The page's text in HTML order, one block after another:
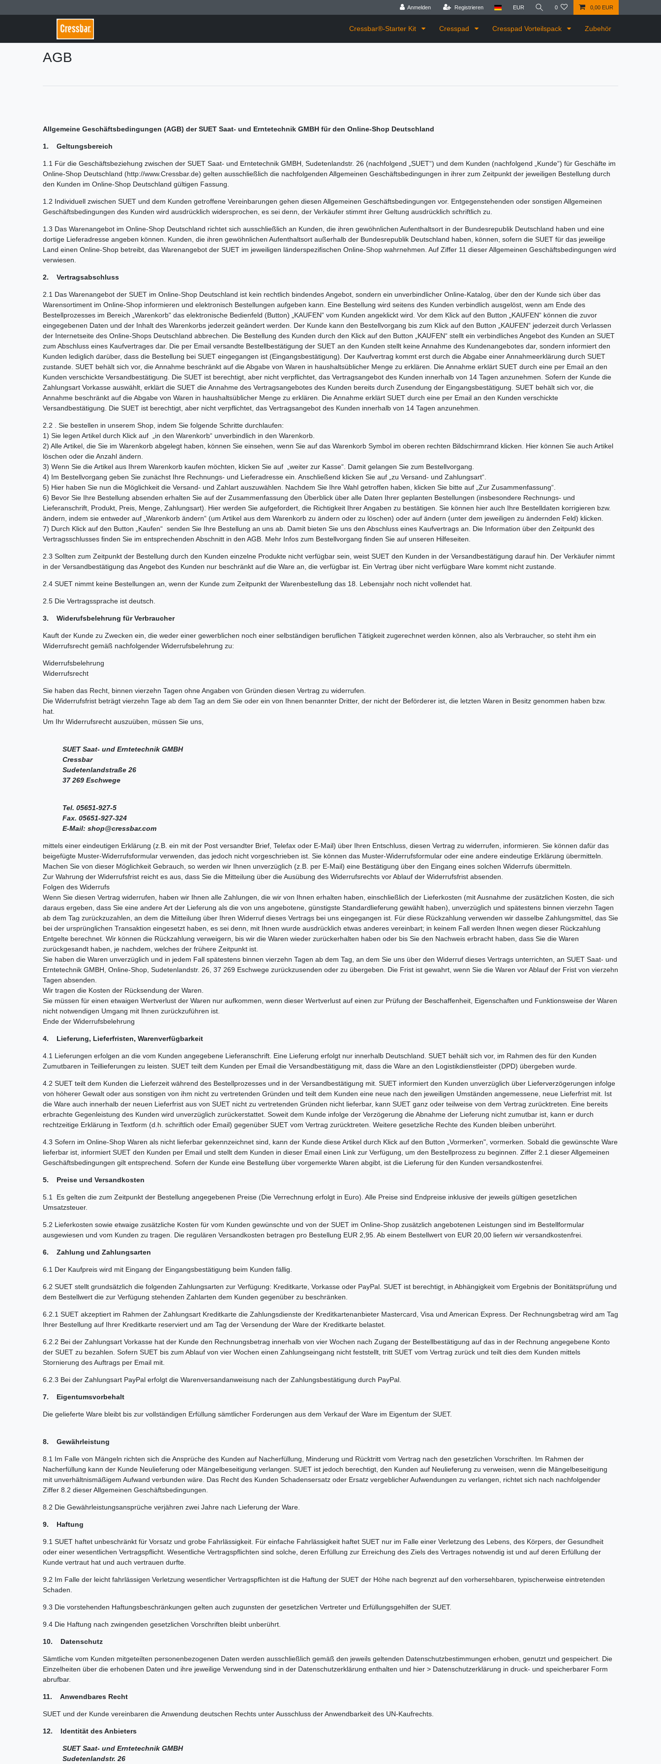
Anmelden Registrieren EUR 0 0,00 EUR
Cressbar®-Starter Kit Cresspad Cresspad Vorteilspack Zubehör
AGB
Allgemeine Geschäftsbedingungen (AGB) der SUET Saat- und Erntetechnik GMBH für den Online-Shop Deutschland
1. Geltungsbereich
1.1 Für die Geschäftsbeziehung zwischen der SUET Saat- und Erntetechnik GMBH, Sudetenlandstr. 26 (nachfolgend „SUET“) und dem Kunden (nachfolgend „Kunde“) für Geschäfte im
Online-Shop Deutschland (http://www.Cressbar.de) gelten ausschließlich die nachfolgenden Allgemeinen Geschäftsbedingungen in ihrer zum Zeitpunkt der jeweiligen Bestellung durch
den Kunden im Online-Shop Deutschland gültigen Fassung.
1.2 Individuell zwischen SUET und dem Kunden getroffene Vereinbarungen gehen diesen Allgemeinen Geschäftsbedingungen vor. Entgegenstehenden oder sonstigen Allgemeinen
Geschäftsbedingungen des Kunden wird ausdrücklich widersprochen, es sei denn, der Verkäufer stimmt ihrer Geltung ausdrücklich schriftlich zu.
1.3 Das Warenangebot im Online-Shop Deutschland richtet sich ausschließlich an Kunden, die ihren gewöhnlichen Aufenthaltsort in der Bundesrepublik Deutschland haben und eine
dortige Lieferadresse angeben können. Kunden, die ihren gewöhnlichen Aufenthaltsort außerhalb der Bundesrepublik Deutschland haben, können, sofern die SUET für das jeweilige
Land einen Online-Shop betreibt, das Warenangebot der SUET im jeweiligen länderspezifischen Online-Shop wahrnehmen. Auf Ziffer 11 dieser Allgemeinen Geschäftsbedingungen wird
verwiesen.
2. Vertragsabschluss
2.1 Das Warenangebot der SUET im Online-Shop Deutschland ist kein rechtlich bindendes Angebot, sondern ein unverbindlicher Online-Katalog, über den der Kunde sich über das
Warensortiment im Online-Shop informieren und elektronisch Bestellungen aufgeben kann. Eine Bestellung wird seitens des Kunden verbindlich ausgelöst, wenn am Ende des
Bestellprozesses im Bereich „Warenkorb“ das elektronische Bedienfeld (Button) „KAUFEN“ vom Kunden angeklickt wird. Vor dem Klick auf den Button „KAUFEN“ können die zuvor
eingegebenen Daten und der Inhalt des Warenkorbs jederzeit geändert werden. Der Kunde kann den Bestellvorgang bis zum Klick auf den Button „KAUFEN“ jederzeit durch Verlassen
der Internetseite des Online-Shops Deutschland abbrechen. Die Bestellung des Kunden durch den Klick auf den Button „KAUFEN“ stellt ein verbindliches Angebot des Kunden an SUET
zum Abschluss eines Kaufvertrages dar. Die per Email versandte Bestellbestätigung der SUET an den Kunden stellt keine Annahme des Kundenangebotes dar, sondern informiert den
Kunden lediglich darüber, dass die Bestellung bei SUET eingegangen ist (Eingangsbestätigung). Der Kaufvertrag kommt erst durch die Abgabe einer Annahmeerklärung durch SUET
zustande. SUET behält sich vor, die Annahme beschränkt auf die Abgabe von Waren in haushaltsüblicher Menge zu erklären. Die Annahme erklärt SUET durch eine per Email an den
Kunden verschickte Versandbestätigung. Die SUET ist berechtigt, aber nicht verpflichtet, das Vertragsangebot des Kunden innerhalb von 14 Tagen anzunehmen. Sofern der Kunde die
Zahlungsart Vorkasse auswählt, erklärt die SUET die Annahme des Vertragsangebotes des Kunden bereits durch Zusendung der Eingangsbestätigung. SUET behält sich vor, die
Annahme beschränkt auf die Abgabe von Waren in haushaltsüblicher Menge zu erklären. Die Annahme erklärt SUET durch eine per Email an den Kunden verschickte
Versandbestätigung. Die SUET ist berechtigt, aber nicht verpflichtet, das Vertragsangebot des Kunden innerhalb von 14 Tagen anzunehmen.
2.2 . Sie bestellen in unserem Shop, indem Sie folgende Schritte durchlaufen:
1) Sie legen Artikel durch Klick auf „in den Warenkorb“ unverbindlich in den Warenkorb.
2) Alle Artikel, die Sie im Warenkorb abgelegt haben, können Sie einsehen, wenn Sie auf das Warenkorb Symbol im oberen rechten Bildschirmrand klicken. Hier können Sie auch Artikel
löschen oder die Anzahl ändern.
3) Wenn Sie die Artikel aus Ihrem Warenkorb kaufen möchten, klicken Sie auf „weiter zur Kasse“. Damit gelangen Sie zum Bestellvorgang.
4) Im Bestellvorgang geben Sie zunächst Ihre Rechnungs- und Lieferadresse ein. Anschließend klicken Sie auf „zu Versand- und Zahlungsart“.
5) Hier haben Sie nun die Möglichkeit die Versand- und Zahlart auszuwählen. Nachdem Sie Ihre Wahl getroffen haben, klicken Sie bitte auf „Zur Zusammenfassung“.
6) Bevor Sie Ihre Bestellung absenden erhalten Sie auf der Zusammenfassung den Überblick über alle Daten Ihrer geplanten Bestellungen (insbesondere Rechnungs- und
Lieferanschrift, Produkt, Preis, Menge, Zahlungsart). Hier werden Sie aufgefordert, die Richtigkeit Ihrer Angaben zu bestätigen. Sie können hier auch Ihre Bestelldaten korrigieren bzw.
ändern, indem sie entweder auf „Warenkorb ändern“ (um Artikel aus dem Warenkorb zu ändern oder zu löschen) oder auf ändern (unter dem jeweiligen zu ändernden Feld) klicken.
7) Durch Klick auf den Button „Kaufen“ senden Sie Ihre Bestellung an uns ab. Damit bieten Sie uns den Abschluss eines Kaufvertrags an. Die Information über den Zeitpunkt des
Vertragsschlusses finden Sie im entsprechenden Abschnitt in den AGB. Mehr Infos zum Bestellvorgang finden Sie auf unseren Hilfeseiten.
2.3 Sollten zum Zeitpunkt der Bestellung durch den Kunden einzelne Produkte nicht verfügbar sein, weist SUET den Kunden in der Versandbestätigung darauf hin. Der Verkäufer nimmt
in der Versandbestätigung das Angebot des Kunden nur beschränkt auf die Ware an, die verfügbar ist. Ein Vertrag über nicht verfügbare Ware kommt nicht zustande.
2.4 SUET nimmt keine Bestellungen an, wenn der Kunde zum Zeitpunkt der Warenbestellung das 18. Lebensjahr noch nicht vollendet hat.
2.5 Die Vertragssprache ist deutsch.
3. Widerufsbelehrung für Verbraucher
Kauft der Kunde zu Zwecken ein, die weder einer gewerblichen noch einer selbständigen beruflichen Tätigkeit zugerechnet werden können, also als Verbraucher, so steht ihm ein
Widerrufsrecht gemäß nachfolgender Widerrufsbelehrung zu:
Widerrufsbelehrung
Widerrufsrecht
Sie haben das Recht, binnen vierzehn Tagen ohne Angaben von Gründen diesen Vertrag zu widerrufen.
Die Widerrufsfrist beträgt vierzehn Tage ab dem Tag an dem Sie oder ein von Ihnen benannter Dritter, der nicht der Beförderer ist, die letzten Waren in Besitz genommen haben bzw.
hat.
Um Ihr Widerrufsrecht auszuüben, müssen Sie uns,
SUET Saat- und Erntetechnik GMBH
Cressbar
Sudetenlandstraße 26
37 269 Eschwege
Tel. 05651-927-5
Fax. 05651-927-324
E-Mail: shop@cressbar.com
mittels einer eindeutigen Erklärung (z.B. ein mit der Post versandter Brief, Telefax oder E-Mail) über Ihren Entschluss, diesen Vertrag zu widerrufen, informieren. Sie können dafür das
beigefügte Muster-Widerrufsformular verwenden, das jedoch nicht vorgeschrieben ist. Sie können das Muster-Widerrufsformular oder eine andere eindeutige Erklärung übermitteln.
Machen Sie von dieser Möglichkeit Gebrauch, so werden wir Ihnen unverzüglich (z.B. per E-Mail) eine Bestätigung über den Eingang eines solchen Widerrufs übermitteln.
Zur Wahrung der Widerrufsfrist reicht es aus, dass Sie die Mitteilung über die Ausübung des Widerrufsrechts vor Ablauf der Widerrufsfrist absenden.
Folgen des Widerrufs
Wenn Sie diesen Vertrag widerrufen, haben wir Ihnen alle Zahlungen, die wir von Ihnen erhalten haben, einschließlich der Lieferkosten (mit Ausnahme der zusätzlichen Kosten, die sich
daraus ergeben, dass Sie eine andere Art der Lieferung als die von uns angebotene, günstigste Standardlieferung gewählt haben), unverzüglich und spätestens binnen vierzehn Tagen
ab dem Tag zurückzuzahlen, an dem die Mitteilung über Ihren Widerruf dieses Vertrags bei uns eingegangen ist. Für diese Rückzahlung verwenden wir dasselbe Zahlungsmittel, das Sie
bei der ursprünglichen Transaktion eingesetzt haben, es sei denn, mit Ihnen wurde ausdrücklich etwas anderes vereinbart; in keinem Fall werden Ihnen wegen dieser Rückzahlung
Entgelte berechnet. Wir können die Rückzahlung verweigern, bis wir die Waren wieder zurückerhalten haben oder bis Sie den Nachweis erbracht haben, dass Sie die Waren
zurückgesandt haben, je nachdem, welches der frühere Zeitpunkt ist.
Sie haben die Waren unverzüglich und in jedem Fall spätestens binnen vierzehn Tagen ab dem Tag, an dem Sie uns über den Widerruf dieses Vertrags unterrichten, an SUET Saat- und
Erntetechnik GMBH, Online-Shop, Sudetenlandstr. 26, 37 269 Eschwege zurückzusenden oder zu übergeben. Die Frist ist gewahrt, wenn Sie die Waren vor Ablauf der Frist von vierzehn
Tagen absenden.
Wir tragen die Kosten der Rücksendung der Waren.
Sie müssen für einen etwaigen Wertverlust der Waren nur aufkommen, wenn dieser Wertverlust auf einen zur Prüfung der Beschaffenheit, Eigenschaften und Funktionsweise der Waren
nicht notwendigen Umgang mit Ihnen zurückzuführen ist.
Ende der Widerrufsbelehrung
4. Lieferung, Lieferfristen, Warenverfügbarkeit
4.1 Lieferungen erfolgen an die vom Kunden angegebene Lieferanschrift. Eine Lieferung erfolgt nur innerhalb Deutschland. SUET behält sich vor, im Rahmen des für den Kunden
Zumutbaren in Teillieferungen zu leisten. SUET teilt dem Kunden per Email die Versandbestätigung mit, dass die Ware an den Logistikdienstleister (DPD) übergeben wurde.
4.2 SUET teilt dem Kunden die Lieferzeit während des Bestellprozesses und in der Versandbestätigung mit. SUET informiert den Kunden unverzüglich über Lieferverzögerungen infolge
von höherer Gewalt oder aus sonstigen von ihm nicht zu vertretenden Gründen und teilt dem Kunden eine neue nach den jeweiligen Umständen angemessene, neue Lieferfrist mit. Ist
die Ware auch innerhalb der neuen Lieferfrist aus von SUET nicht zu vertretenden Gründen nicht lieferbar, kann SUET ganz oder teilweise von dem Vertrag zurücktreten. Eine bereits
erbrachte Gegenleistung des Kunden wird unverzüglich zurückerstattet. Soweit dem Kunde infolge der Verzögerung die Abnahme der Lieferung nicht zumutbar ist, kann er durch
rechtzeitige Erklärung in Textform (d.h. schriftlich oder Email) gegenüber SUET vom Vertrag zurücktreten. Weitere gesetzliche Rechte des Kunden bleiben unberührt.
4.3 Sofern im Online-Shop Waren als nicht lieferbar gekennzeichnet sind, kann der Kunde diese Artikel durch Klick auf den Button „Vormerken", vormerken. Sobald die gewünschte Ware
lieferbar ist, informiert SUET den Kunden per Email und stellt dem Kunden in dieser Email einen Link zur Verfügung, um den Bestellprozess zu beginnen. Ziffer 2.1 dieser Allgemeinen
Geschäftsbedingungen gilt entsprechend. Sofern der Kunde eine Bestellung über vorgemerkte Waren abgibt, ist die Lieferung für den Kunden versandkostenfrei.
5. Preise und Versandkosten
5.1 Es gelten die zum Zeitpunkt der Bestellung angegebenen Preise (Die Verrechnung erfolgt in Euro). Alle Preise sind Endpreise inklusive der jeweils gültigen gesetzlichen
Umsatzsteuer.
5.2 Lieferkosten sowie etwaige zusätzliche Kosten für vom Kunden gewünschte und von der SUET im Online-Shop zusätzlich angebotenen Leistungen sind im Bestellformular
ausgewiesen und vom Kunden zu tragen. Die regulären Versandkosten betragen pro Bestellung EUR 2,95. Ab einem Bestellwert von EUR 20,00 liefern wir versandkostenfrei.
6. Zahlung und Zahlungsarten
6.1 Der Kaufpreis wird mit Eingang der Eingangsbestätigung beim Kunden fällig.
6.2 SUET stellt grundsätzlich die folgenden Zahlungsarten zur Verfügung: Kreditkarte, Vorkasse oder PayPal. SUET ist berechtigt, in Abhängigkeit vom Ergebnis der Bonitätsprüfung und
dem Bestellwert die zur Verfügung stehenden Zahlarten dem Kunden gegenüber zu beschränken.
6.2.1 SUET akzeptiert im Rahmen der Zahlungsart Kreditkarte die Zahlungsdienste der Kreditkartenanbieter Mastercard, Visa und American Express. Der Rechnungsbetrag wird am Tag
Ihrer Bestellung auf Ihrer Kreditkarte reserviert und am Tag der Versendung der Ware der Kreditkarte belastet.
6.2.2 Bei der Zahlungsart Vorkasse hat der Kunde den Rechnungsbetrag innerhalb von vier Wochen nach Zugang der Bestellbestätigung auf das in der Rechnung angegebene Konto
der SUET zu bezahlen. Sofern SUET bis zum Ablauf von vier Wochen einen Zahlungseingang nicht feststellt, tritt SUET vom Vertrag zurück und teilt dies dem Kunden mittels
Stornierung des Auftrags per Email mit.
6.2.3 Bei der Zahlungsart PayPal erfolgt die Warenversandanweisung nach der Zahlungsbestätigung durch PayPal.
7. Eigentumsvorbehalt
Die gelieferte Ware bleibt bis zur vollständigen Erfüllung sämtlicher Forderungen aus dem Verkauf der Ware im Eigentum der SUET.
8. Gewährleistung
8.1 Im Falle von Mängeln richten sich die Ansprüche des Kunden auf Nacherfüllung, Minderung und Rücktritt vom Vertrag nach den gesetzlichen Vorschriften. Im Rahmen der
Nacherfüllung kann der Kunde Neulieferung oder Mängelbeseitigung verlangen. SUET ist jedoch berechtigt, den Kunden auf Neulieferung zu verweisen, wenn die Mängelbeseitigung
mit unverhältnismäßigem Aufwand verbunden wäre. Das Recht des Kunden Schadensersatz oder Ersatz vergeblicher Aufwendungen zu verlangen, richtet sich nach nachfolgender
Ziffer 8.2 dieser Allgemeinen Geschäftsbedingungen.
8.2 Die Gewährleistungsansprüche verjähren zwei Jahre nach Lieferung der Ware.
9. Haftung
9.1 SUET haftet unbeschränkt für Vorsatz und grobe Fahrlässigkeit. Für einfache Fahrlässigkeit haftet SUET nur im Falle einer Verletzung des Lebens, des Körpers, der Gesundheit
oder einer wesentlichen Vertragspflicht. Wesentliche Vertragspflichten sind solche, deren Erfüllung zur Erreichung des Ziels des Vertrages notwendig ist und auf deren Erfüllung der
Kunde vertraut hat und auch vertrauen durfte.
9.2 Im Falle der leicht fahrlässigen Verletzung wesentlicher Vertragspflichten ist die Haftung der SUET der Höhe nach begrenzt auf den vorhersehbaren, typischerweise eintretenden
Schaden.
9.3 Die vorstehenden Haftungsbeschränkungen gelten auch zugunsten der gesetzlichen Vertreter und Erfüllungsgehilfen der SUET.
9.4 Die Haftung nach zwingenden gesetzlichen Vorschriften bleibt unberührt.
10. Datenschutz
Sämtliche vom Kunden mitgeteilten personenbezogenen Daten werden ausschließlich gemäß den jeweils geltenden Datenschutzbestimmungen erhoben, genutzt und gespeichert. Die
Einzelheiten über die erhobenen Daten und ihre jeweilige Verwendung sind in der Datenschutzerklärung enthalten und hier > Datenschutzerklärung in druck- und speicherbarer Form
abrufbar.
11. Anwendbares Recht
SUET und der Kunde vereinbaren die Anwendung deutschen Rechts unter Ausschluss der Anwendbarkeit des UN-Kaufrechts.
12. Identität des Anbieters
SUET Saat- und Erntetechnik GMBH
Sudetenlandstr. 26